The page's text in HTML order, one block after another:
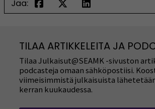
Jaa:
TILAA ARTIKKELEITA JA
Tilaa Julkaisut@SEAMK -sivuston
podcasteja omaan sähköpostiisi.
viimeisimmistä julkaisuista
kerran kuukaudessa.